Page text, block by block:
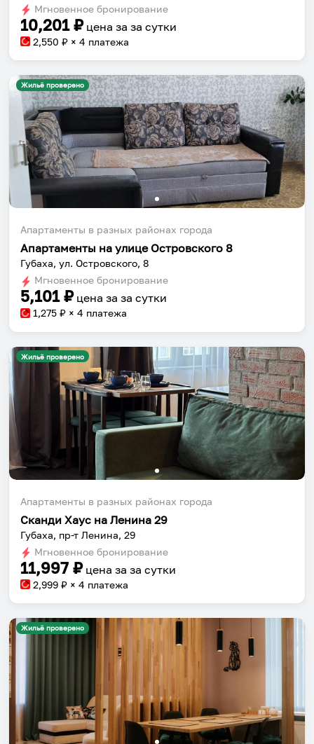
changing
dates.
changing
dates.
Мгновенное бронирование
10,201₽ цена за за сутки
2,550 ₽ × 4 платежа
Жильё проверено
Апартаменты в разных районах города
Апартаменты на улице Островского 8
Губаха, ул. Островского, 8
Мгновенное бронирование
5,101₽ цена за за сутки
1,275 ₽ × 4 платежа
Жильё проверено
Апартаменты в разных районах города
Сканди Хаус на Ленина 29
Губаха, пр-т Ленина, 29
Мгновенное бронирование
11,997 ₽ цена за за сутки
2,999 ₽ × 4 платежа
Жильё проверено